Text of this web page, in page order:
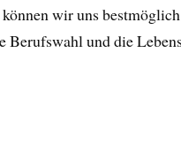
wir uns bestmöglich
Berufswahl und die